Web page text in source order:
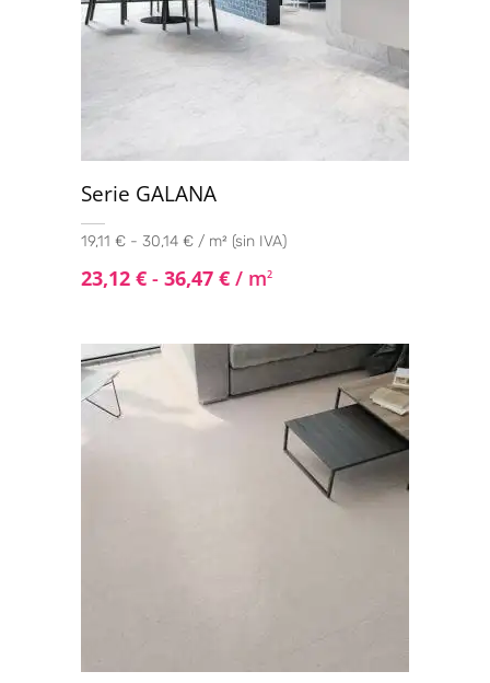
Serie GALANA
19,11 € - 30,14 € / m² (sin IVA)
23,12 € - 36,47 € / m2